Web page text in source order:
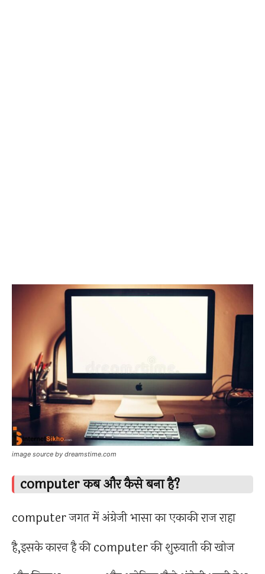
image source by dreamstime.com
computer कब और कैसे बना है?
computer जगत में अंग्रेजी भासा का एकाकी राज राहा
है,इसके कारन है की computer की शुरुवाती की खोज